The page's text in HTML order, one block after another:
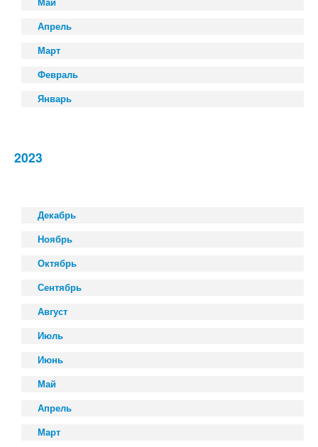
Апрель
Март
Февраль
Январь
2023
Декабрь
Ноябрь
Октябрь
Сентябрь
Август
Июль
Июнь
Май
Апрель
Март